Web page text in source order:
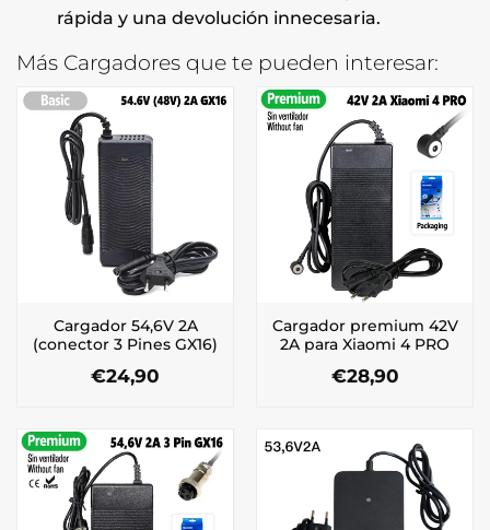
rápida y una devolución innecesaria.
Más Cargadores que te pueden interesar:
Cargador 54,6V 2A
(conector 3 Pines GX16)
€24,90
Cargador premium 42V
2A para Xiaomi 4 PRO
€28,90